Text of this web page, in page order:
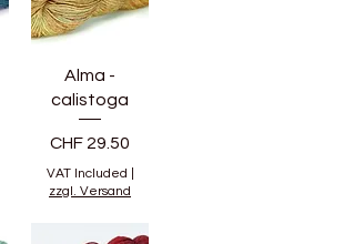
Alma -
calistoga
Price
CHF 29.50
VAT Included
zzgl. Versand